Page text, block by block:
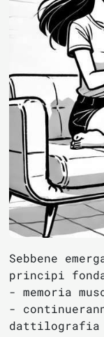
Sebbene
principi
- memoria
-
dattilografia